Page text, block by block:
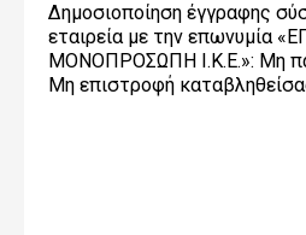
Δημοσιοποίηση έγγραφης
εταιρεία με την επωνυμία
ΜΟΝΟΠΡΟΣΩΠΗ Ι.Κ.Ε.»: Μη
Μη επιστροφή